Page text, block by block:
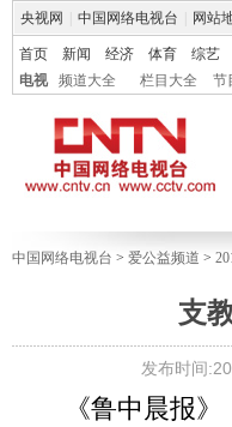
央视网 中国网络电视台 网站
首页 新闻 经济 体育 综艺
电视
频道大全 栏目大全 节
中国网络电视台 > 爱公益频道 >
支
发布时间
《鲁中晨报》：